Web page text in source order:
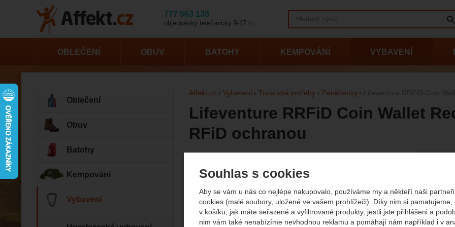
Souhlas s cookies
Aby se vám u nás co nejlépe nakupovalo, používáme my a někteří naši partneři
cookies (malé soubory, uložené ve vašem prohlížeči). Díky nim si pamatujeme,
v košíku, jak máte seřazené a vyfiltrované produkty, jestli jste přihlášeni a
nim vám také nenabízíme nevhodnou reklamu a pomáhají nám například i v
Affekt.cz Vybavení Turistické potřeby Peněženky
Lifeventure RRFiD Coin Wallet
RFiD ochranou
Fotografie
(
OBLEČENÍ OBUV BATOHY KEMPOVÁNÍ VYBAVENÍ
Oblečení
Obuv
Batohy
Kempování
Vybavení
777 563 138
objednávky telefonicky 9-17 h.